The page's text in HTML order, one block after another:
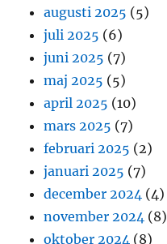
augusti 2025 (5)
juli 2025 (6)
juni 2025 (7)
maj 2025 (5)
april 2025 (10)
mars 2025 (7)
februari 2025 (2)
januari 2025 (7)
december 2024 (4)
november 2024 (8)
oktober 2024 (8)